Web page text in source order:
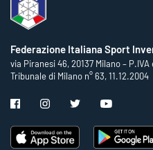
Federazione Italiana Sport
via Piranesi 46, 20137 Milano –
Tribunale di Milano n° 63, 11.12.2004